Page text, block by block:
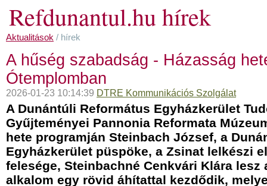
Refdunantul.hu hírek
Aktualitások / hírek
A hűség szabadság - Házasság
Ótemplomban
2026-01-23 10:14:39 DTRE Kommunikációs Szolgálat
A Dunántúli Református Egyházkerület
Gyűjteményei Pannonia Reformata
hete programján Steinbach József, a
Egyházkerület püspöke, a Zsinat lelkészi
felesége, Steinbachné Cenkvári Klára lesz
alkalom egy rövid áhítattal kezdődik,